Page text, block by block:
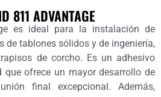
811 ADVANTAGE
es ideal para la instalación de
de tablones sólidos y de ingeniería,
de corcho. Es un adhesivo
que ofrece un mayor desarrollo de
final excepcional. Además,